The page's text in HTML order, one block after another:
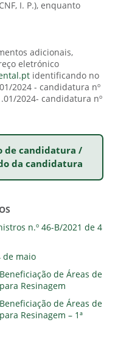
I. P.), enquanto
adicionais,
eletrónico
identificando no
2024 - candidatura nº
2024- candidatura nº
de candidatura /
da candidatura
n.º 46-B/2021 de 4
de maio
de Áreas de
Resinagem
de Áreas de
Resinagem – 1ª